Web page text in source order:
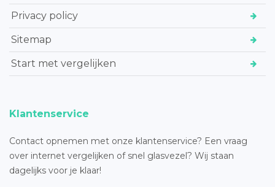
Privacy policy
Sitemap
Start met vergelijken
Klantenservice
Contact opnemen met onze klantenservice? Een vraag
over internet vergelijken of snel glasvezel? Wij staan
dagelijks voor je klaar!